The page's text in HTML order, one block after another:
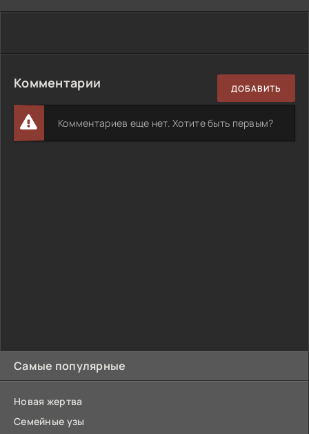
Самые популярные
Новая жертва
Семейные узы
Комментарии ДОБАВИТЬ
Комментариев еще нет. Хотите быть первым?